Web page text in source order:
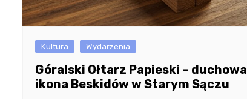
Kultura Wydarzenia
Góralski Ołtarz Papieski – duchowa
ikona Beskidów w Starym Sączu